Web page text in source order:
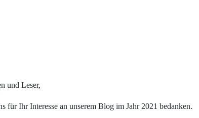
und Leser,
für Ihr Interesse an unserem Blog im Jahr 2021 bedanken.